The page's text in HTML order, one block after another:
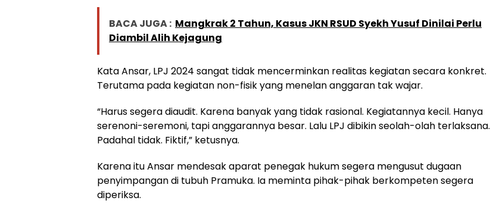
BACA JUGA : Mangkrak 2 Tahun, Kasus JKN RSUD Syekh Yusuf Dinilai Perlu
Diambil Alih Kejagung
Kata Ansar, LPJ 2024 sangat tidak mencerminkan realitas kegiatan secara konkret.
Terutama pada kegiatan non-fisik yang menelan anggaran tak wajar.
“Harus segera diaudit. Karena banyak yang tidak rasional. Kegiatannya kecil. Hanya
serenoni-seremoni, tapi anggarannya besar. Lalu LPJ dibikin seolah-olah terlaksana.
Padahal tidak. Fiktif,” ketusnya.
Karena itu Ansar mendesak aparat penegak hukum segera mengusut dugaan
penyimpangan di tubuh Pramuka. Ia meminta pihak-pihak berkompeten segera
diperiksa.